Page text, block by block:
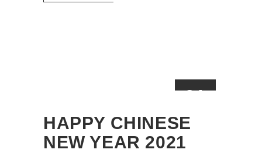
21
HAPPY CHINESE
NEW YEAR 2021